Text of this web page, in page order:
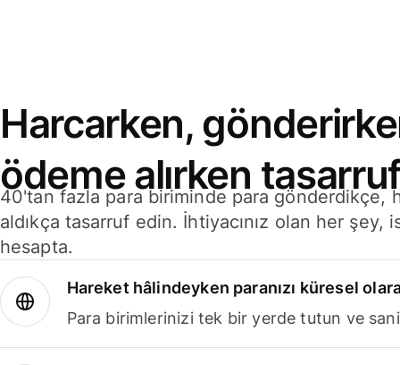
Harcarken,
ödeme alırken
40'tan fazla para biriminde para gönderdikçe,
aldıkça tasarruf edin. İhtiyacınız olan her
hesapta.
Hareket hâlindeyken paranızı küresel
Para birimlerinizi tek bir yerde tutun ve